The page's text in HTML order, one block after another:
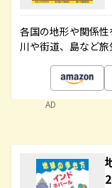
各国の地形や関係性
川や街道、島など旅
AD